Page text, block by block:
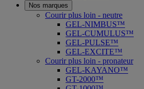
Nos marques
Courir plus loin - neutre
GEL-NIMBUS™
GEL-CUMULUS™
GEL-PULSE™
GEL-EXCITE™
Courir plus loin - pronateur
GEL-KAYANO™
GT-2000™